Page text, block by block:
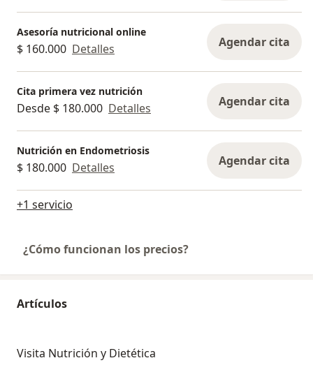
Asesoría nutricional online
$ 160.000 Detalles Agendar cita
Cita primera vez nutrición
Desde $ 180.000 Detalles Agendar cita
Nutrición en Endometriosis
$ 180.000 Detalles Agendar cita
+1 servicio
¿Cómo funcionan los precios?
Artículos
Visita Nutrición y Dietética